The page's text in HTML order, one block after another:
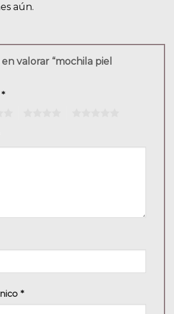
aún.
valorar “mochila piel
*
*